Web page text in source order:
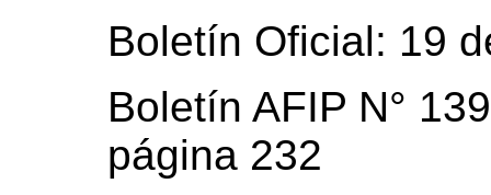
Boletín Oficial: 19
Boletín AFIP N°
página 232